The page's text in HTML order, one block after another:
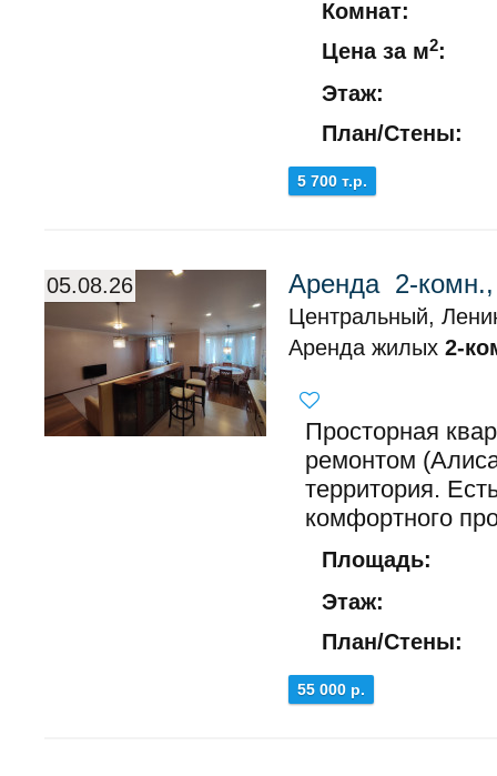
Комнат:
Цена за м2:
Этаж:
План/Стены:
5 700 т.р.
05.08.26 Аренда 2-
Центральный,
Аренда жилых 2-
Просторная
ремонтом
территория.
комфортного
Площадь:
Этаж:
План/Стены:
55 000 р.